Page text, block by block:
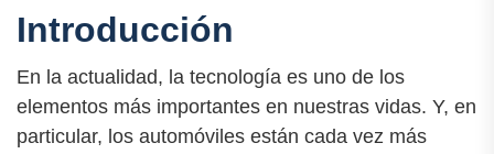
Introducción
En la actualidad, la tecnología es uno de los
elementos más importantes en nuestras vidas. Y, en
particular, los automóviles están cada vez más